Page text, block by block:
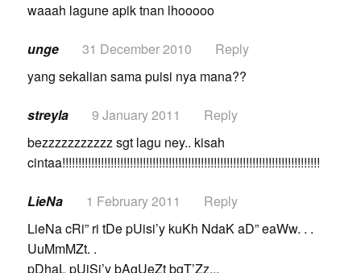
waaah lagune apik tnan lhooooo
unge 31 December 2010
Reply
yang sekalian sama puisi nya mana??
streyla 9 January 2011
Reply
bezzzzzzzzzzz sgt lagu ney.. kisah
cintaa!!!!!!!!!!!!!!!!!!!!!!!!!!!!!!!!!!!!!!!!!!!!!!!!!!!!!!!!!!!!!!!!!!!!!!!!!!!!!!!!
LieNa 1 February 2011
Reply
LieNa cRi” ri tDe pUisi’y kuKh NdaK aD” eaWw. . .
UuMmMZt. .
pDhaL pUiSi’y bAgUeZt bgT’Zz,,,